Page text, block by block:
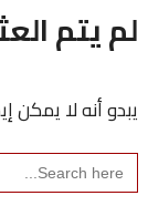
لم يتم
يبدو أنه لا يمكن
Search
for: